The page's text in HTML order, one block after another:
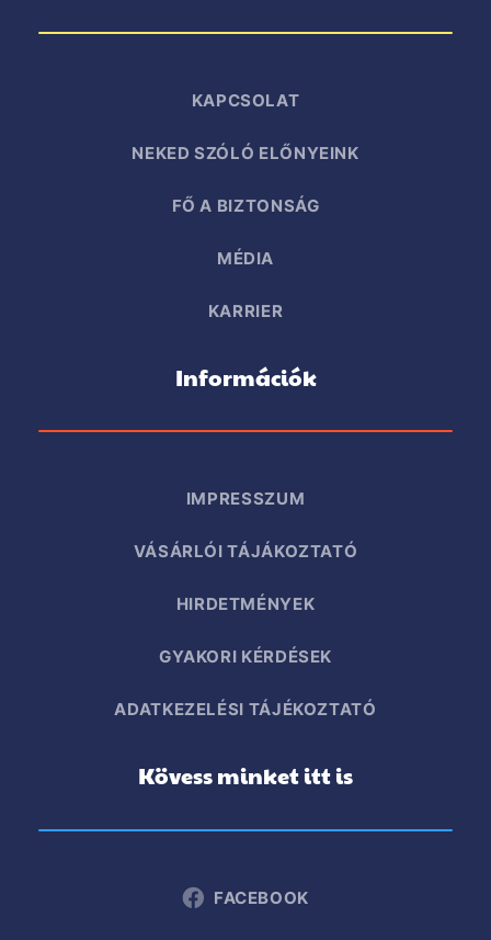
KAPCSOLAT
NEKED SZÓLÓ ELŐNYEINK
FŐ A BIZTONSÁG
MÉDIA
KARRIER
Információk
IMPRESSZUM
VÁSÁRLÓI TÁJÁKOZTATÓ
HIRDETMÉNYEK
GYAKORI KÉRDÉSEK
ADATKEZELÉSI TÁJÉKOZTATÓ
Kövess minket itt is
FACEBOOK